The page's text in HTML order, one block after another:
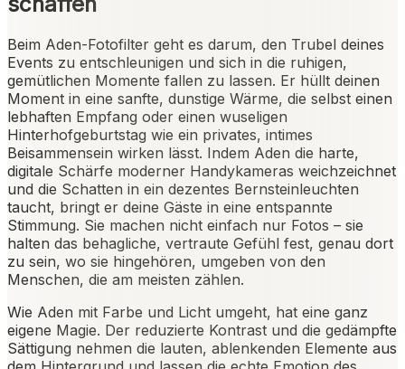
Beim Aden-Fotofilter geht es darum, den Trubel deines
Events zu entschleunigen und sich in die ruhigen,
gemütlichen Momente fallen zu lassen. Er hüllt deinen
Moment in eine sanfte, dunstige Wärme, die selbst einen
lebhaften Empfang oder einen wuseligen
Hinterhofgeburtstag wie ein privates, intimes
Beisammensein wirken lässt. Indem Aden die harte,
digitale Schärfe moderner Handykameras weichzeichnet
und die Schatten in ein dezentes Bernsteinleuchten
taucht, bringt er deine Gäste in eine entspannte
Stimmung. Sie machen nicht einfach nur Fotos – sie
halten das behagliche, vertraute Gefühl fest, genau dort
zu sein, wo sie hingehören, umgeben von den
Menschen, die am meisten zählen.
Wie Aden mit Farbe und Licht umgeht, hat eine ganz
eigene Magie. Der reduzierte Kontrast und die gedämpfte
Sättigung nehmen die lauten, ablenkenden Elemente aus